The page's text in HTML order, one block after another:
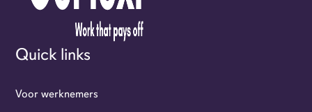
Quick links
Voor werknemers